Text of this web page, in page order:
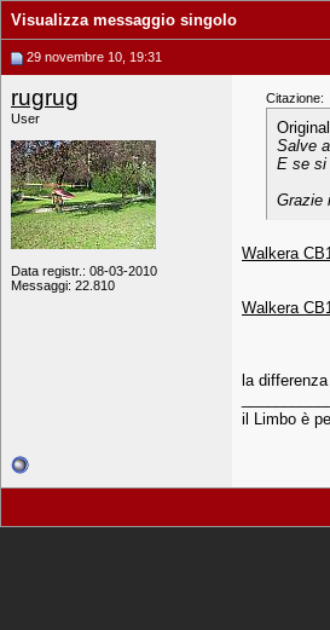
Visualizza messaggio singolo
29 novembre 10, 19:31
rugrug
User
Data registr.: 08-03-2010
Messaggi: 22.810
Citazione:
Salve
E se si
Grazie
Walkera
Walkera
la
il Limbo è